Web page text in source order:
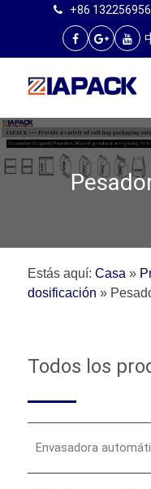
+86
Estás aquí: Casa »
dosificación »
Todos los
Envasadora